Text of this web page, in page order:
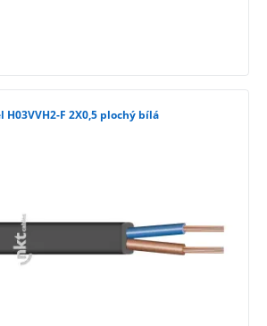
H03VVH2-F 2X0,5 plochý bílá